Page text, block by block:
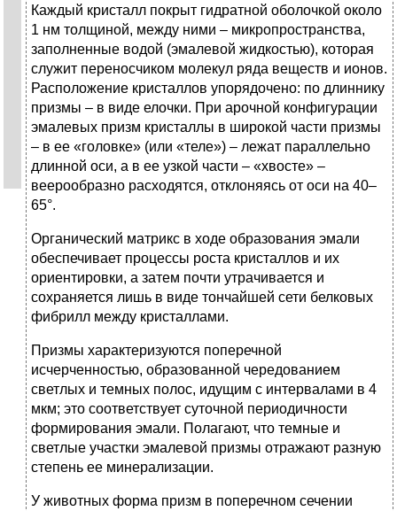
Каждый кристалл покрыт гидратной оболочкой около
1 нм толщиной, между ними – микропространства,
заполненные водой (эмалевой жидкостью), которая
служит переносчиком молекул ряда веществ и ионов.
Расположение кристаллов упорядочено: по длиннику
призмы – в виде елочки. При арочной конфигурации
эмалевых призм кристаллы в широкой части призмы
– в ее «головке» (или «теле») – лежат параллельно
длинной оси, а в ее узкой части – «хвосте» –
веерообразно расходятся, отклоняясь от оси на 40–
65°.
Органический матрикс в ходе образования эмали
обеспечивает процессы роста кристаллов и их
ориентировки, а затем почти утрачивается и
сохраняется лишь в виде тончайшей сети белковых
фибрилл между кристаллами.
Призмы характеризуются поперечной
исчерченностью, образованной чередованием
светлых и темных полос, идущим с интервалами в 4
мкм; это соответствует суточной периодичности
формирования эмали. Полагают, что темные и
светлые участки эмалевой призмы отражают разную
степень ее минерализации.
У животных форма призм в поперечном сечении